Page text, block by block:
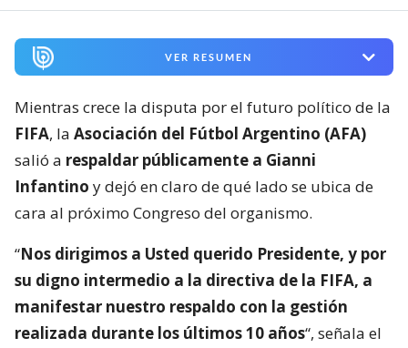
VER RESUMEN
Mientras crece la disputa por el futuro político de la
FIFA, la Asociación del Fútbol Argentino (AFA)
salió a respaldar públicamente a Gianni
Infantino y dejó en claro de qué lado se ubica de
cara al próximo Congreso del organismo.
“Nos dirigimos a Usted querido Presidente, y por
su digno intermedio a la directiva de la FIFA, a
manifestar nuestro respaldo con la gestión
realizada durante los últimos 10 años“, señala el